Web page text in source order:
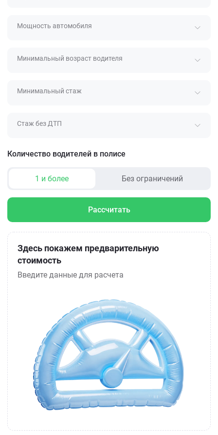
Мощность автомобиля
Минимальный возраст водителя
Минимальный стаж
Стаж без ДТП
Количество водителей в полисе
1 и более Без ограничений
Рассчитать
Здесь покажем предварительную
стоимость
Введите данные для расчета